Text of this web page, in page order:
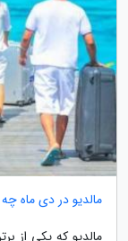
مالدیو در دی ماه
مالدیو که یکی از